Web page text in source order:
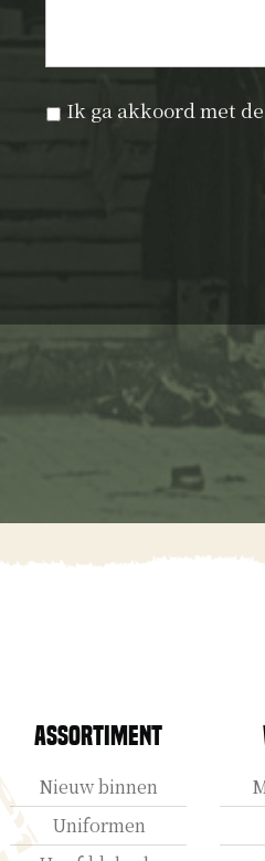
Privacyverklaring *
Ik ga akkoord met de
Assortiment
Nieuw binnen
Uniformen